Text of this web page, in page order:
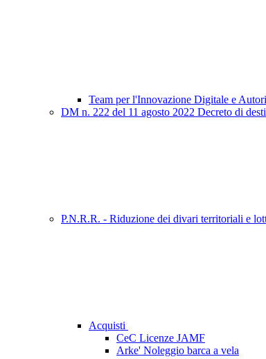
Team per l'Innovazione Digitale e
DM n. 222 del 11 agosto 2022 Decreto di
P.N.R.R. - Riduzione dei divari territoriali e
Acquisti
CeC Licenze JAMF
Arke' Noleggio barca a vela